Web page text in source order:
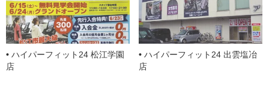
ハイパーフィット24 松江学園
店
ハイパーフィット24 出雲塩冶
店